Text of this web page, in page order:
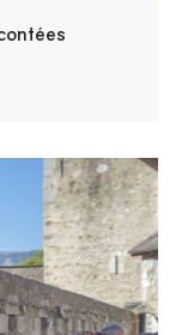
alexandrines,
Through the
for one of the